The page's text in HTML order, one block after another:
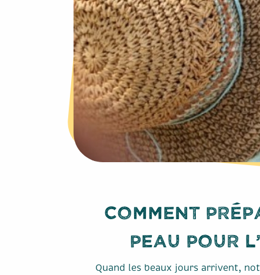
Comment
peau pour
Quand les beaux jours arrivent,